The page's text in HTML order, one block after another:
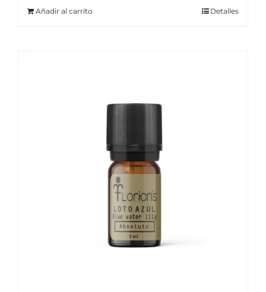
Añadir al carrito Detalles